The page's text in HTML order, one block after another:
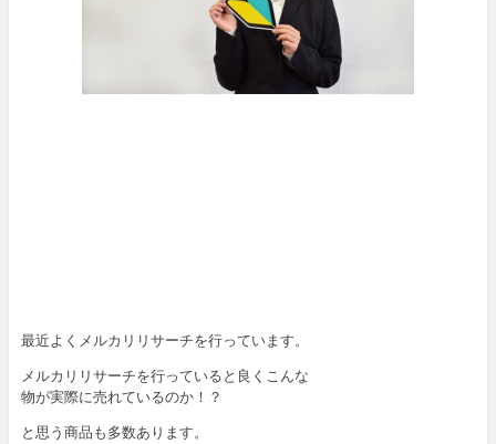
最近よくメルカリリサーチを行っています。
メルカリリサーチを行っていると良くこんな
物が実際に売れているのか！？
と思う商品も多数あります。